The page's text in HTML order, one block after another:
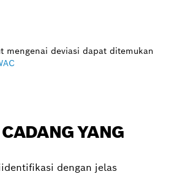
mengenai deviasi dapat ditemukan
YANG
dengan jelas